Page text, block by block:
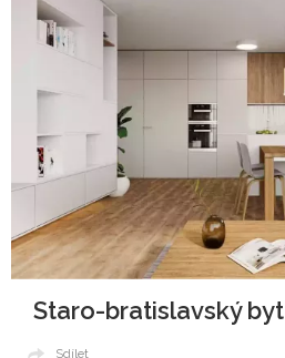
Staro-bratislavský byt
Sdílet